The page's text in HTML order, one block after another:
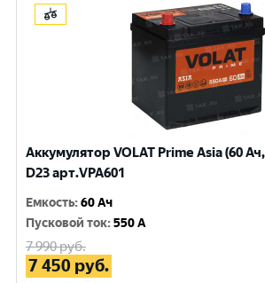
Аккумулятор VOLAT Prime Asia (60
D23 арт.VPA601
Емкость:60 Ач
Пусковой ток:550 A
7 990руб.
7 450 руб.